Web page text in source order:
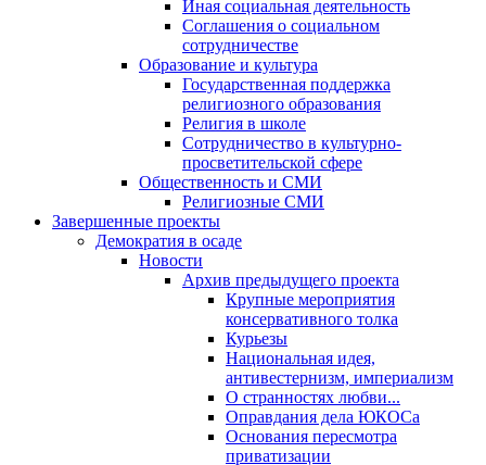
Иная социальная деятельность
Соглашения о социальном
сотрудничестве
Образование и культура
Государственная поддержка
религиозного образования
Религия в школе
Сотрудничество в культурно-
просветительской сфере
Общественность и СМИ
Религиозные СМИ
Завершенные проекты
Демократия в осаде
Новости
Архив предыдущего проекта
Крупные мероприятия
консервативного толка
Курьезы
Национальная идея,
антивестернизм, империализм
О странностях любви...
Оправдания дела ЮКОСа
Основания пересмотра
приватизации